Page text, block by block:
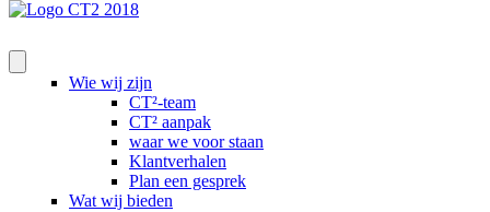
Wie wij zijn
CT²-team
CT² aanpak
waar we voor staan
Klantverhalen
Plan een gesprek
Wat wij bieden